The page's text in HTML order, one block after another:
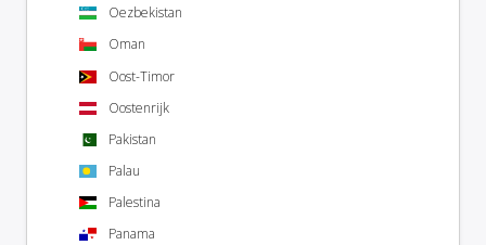
Oezbekistan
Oman
Oost-Timor
Oostenrijk
Pakistan
Palau
Palestina
Panama